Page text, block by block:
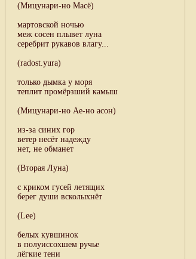
(Мицунари-но Масё)
мартовской ночью
меж сосен плывет луна
серебрит рукавов влагу...
(radost.yura)
только дымка у моря
теплит промёрзший камыш
(Мицунари-но Ае-но асон)
из-за синих гор
ветер несёт надежду
нет, не обманет
(Вторая Луна)
с криком гусей летящих
берег души всколыхнёт
(Lee)
белых кувшинок
в полуиссохшем ручье
лёгкие тени